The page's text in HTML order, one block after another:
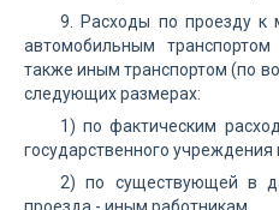
9. Расходы по проезду к
автомобильным
также иным транспортом (по
следующих размерах:
1) по фактическим
государственного учреждения
2) по существующей в